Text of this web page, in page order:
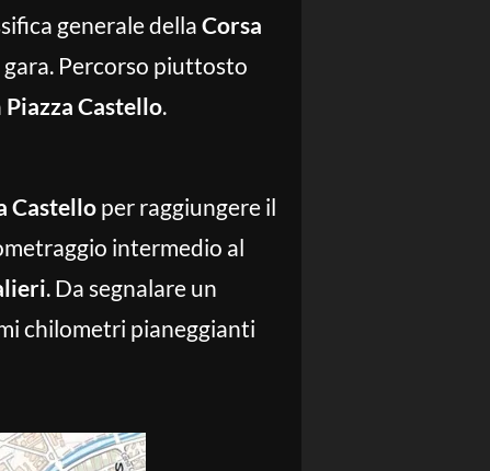
generale della Corsa
Percorso piuttosto
Piazza Castello.
Castello per raggiungere il
intermedio al
. Da segnalare un
chilometri pianeggianti